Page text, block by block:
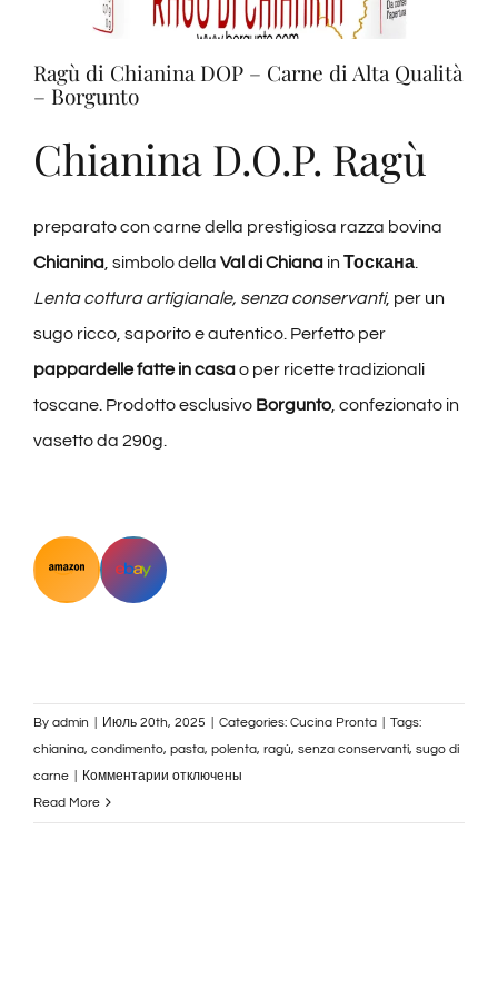
Дегустации
Дегустация вин
Контакты
Amazon
Ebay
Ragù di Chianina DOP – Carne di Alta Qualità
– Borgunto
Chianina D.O.P. Ragù
preparato con carne della prestigiosa razza bovina
Chianina, simbolo della Val di Chianain Тоскана.
Lenta cottura artigianale, senza conservanti, per un
sugo ricco, saporito e autentico. Perfetto per
pappardelle fatte in casao per ricette tradizionali
toscane. Prodotto esclusivo Borgunto, confezionato in
vasetto da 290g.
By admin Июль 20th, 2025 Categories: Cucina Pronta
Tags:
chianina, condimento, pasta, polenta, ragù, senza conservanti, sugo di
carne
Комментариик
Ragù
отключены
Read More